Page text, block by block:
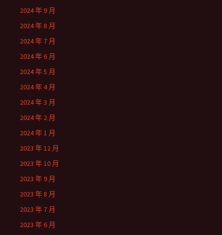
2024 年 9 月
2024 年 8 月
2024 年 7 月
2024 年 6 月
2024 年 5 月
2024 年 4 月
2024 年 3 月
2024 年 2 月
2024 年 1 月
2023 年 12 月
2023 年 10 月
2023 年 9 月
2023 年 8 月
2023 年 7 月
2023 年 6 月